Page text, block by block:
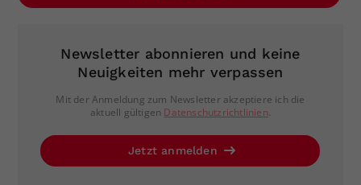
Newsletter abonnieren und keine
Neuigkeiten mehr verpassen
Mit der Anmeldung zum Newsletter akzeptiere ich die
aktuell gültigen Datenschutzrichtlinien.
Jetzt anmelden